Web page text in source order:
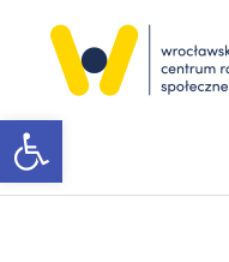
Otwórz pasek narzędzi